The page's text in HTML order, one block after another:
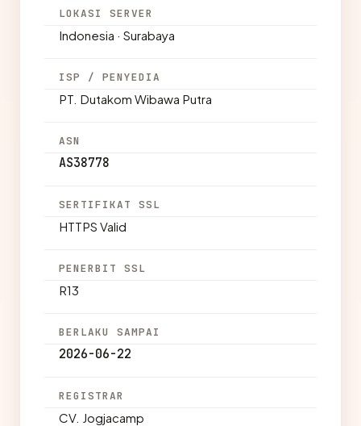
LOKASI SERVER
Indonesia · Surabaya
ISP / PENYEDIA
PT. Dutakom Wibawa Putra
ASN
AS38778
SERTIFIKAT SSL
HTTPS Valid
PENERBIT SSL
R13
BERLAKU SAMPAI
2026-06-22
REGISTRAR
CV. Jogjacamp